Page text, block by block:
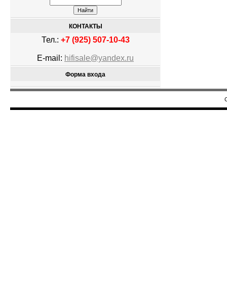
КОНТАКТЫ
Тел.: +7 (925) 507-10-43
E-mail: hifisale@yandex.ru
Форма входа